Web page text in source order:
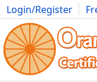
Login/Register
Movies Anime